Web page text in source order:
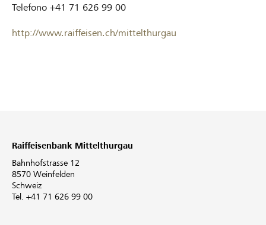
Telefono +41 71 626 99 00
http://www.raiffeisen.ch/mittelthurgau
Raiffeisenbank Mittelthurgau
Bahnhofstrasse 12
8570 Weinfelden
Schweiz
Tel. +41 71 626 99 00